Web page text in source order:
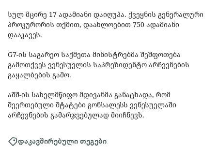
სულ მცირე 17 ადამიანი დაიღუპა. ქვეყნის გენერალური
პროკურორის თქმით, დაახლოებით 750 ადამიანი
დააკავეს.
G7-ის საგარეო საქმეთა მინისტრებმა შეშფოთება
გამოთქვეს ვენესუელის საპრეზიდენტო არჩევნების
გაყალბების გამო.
აშშ-ის სახელმწიფო მდივანმა განაცხადა, რომ
შეერთებული შტატები გონსალესს ვენესუელაში
არჩევნების გამარჯვებულად მიიჩნევს.
დაკავშირებული თეგები